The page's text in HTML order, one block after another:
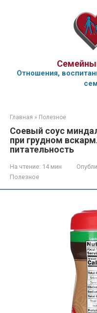
Отношения,
Главная » Полезное
Соевый соус
при грудном
питательность
На чтение: 14 мин
Полезное